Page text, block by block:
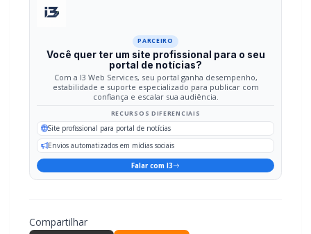
PARCEIRO
Você quer ter um site profissional para o seu
portal de notícias?
Com a I3 Web Services, seu portal ganha desempenho,
estabilidade e suporte especializado para publicar com
confiança e escalar sua audiência.
RECURSOS DIFERENCIAIS
Site profissional para portal de notícias
Envios automatizados em mídias sociais
Falar com I3
Compartilhar